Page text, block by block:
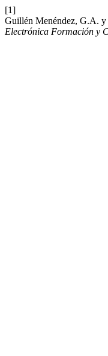
[1]
Guillén Menéndez, G.A. y
Electrónica Formación y